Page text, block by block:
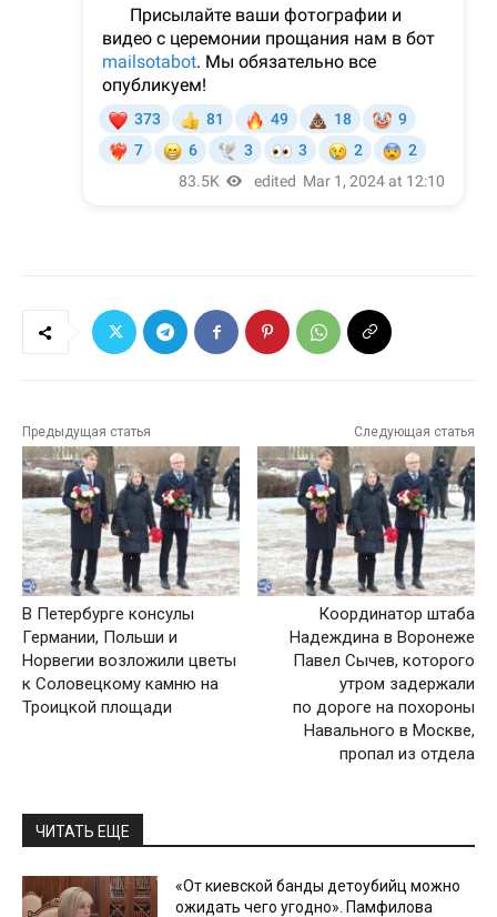
Предыдущая статья
В Петербурге консулы
Германии, Польши и
Норвегии возложили цветы
к Соловецкому камню на
Троицкой площади
Следующая статья
Координатор штаба
Надеждина в Воронеже
Павел Сычев, которого
утром задержали
по дороге на похороны
Навального в Москве,
пропал из отдела
ЧИТАТЬ ЕЩЕ
«От киевской банды детоубийц можно
ожидать чего угодно». Памфилова